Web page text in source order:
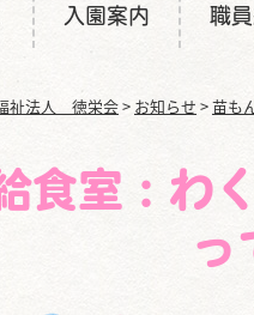
入園案内 職
祉法人 徳栄会> お知らせ >苗も
食室：わ
っ